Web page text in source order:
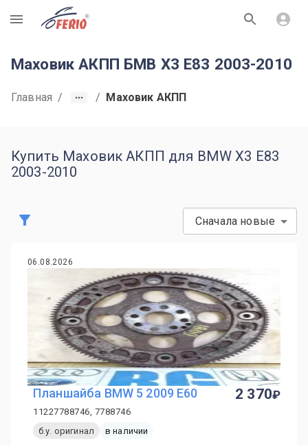
R
Маховик АКПП БМВ Х3 Е83 2003-2010
Главная / / Маховик АКПП
Купить Маховик АКПП для BMW X3 Е83
2003-2010
Сначала новые
06.08.2026
Планшайба BMW 5 2009 E60
11227788746, 7788746
б.у. оригинал
в наличии
2 370